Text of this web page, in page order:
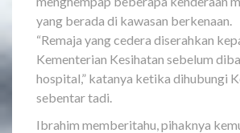
yang berada di kawasan berkenaan.
“Remaja yang cedera diserahkan
Kementerian Kesihatan sebelum
hospital,” katanya ketika dihubungi
sebentar tadi.
Ibrahim memberitahu, pihaknya